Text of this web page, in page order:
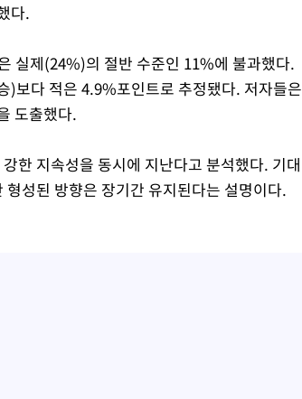
다.
실제(24%)의 절반 수준인 11%에 불과했다.
)보다 적은 4.9%포인트로 추정됐다. 저자들은
도출했다.
한 지속성을 동시에 지난다고 분석했다. 기대
성된 방향은 장기간 유지된다는 설명이다.